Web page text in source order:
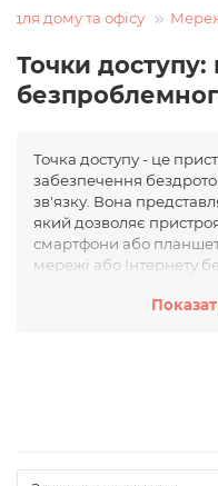
для дому та офісу
Точки
Точка доступу - це
забезпечення
зв'язку. Вона
який дозволяє
смартфони або
мережі або Інтернету
який забезпечує